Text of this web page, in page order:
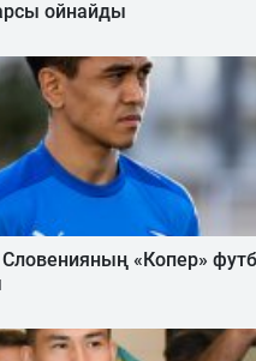
ойнайды
«Копер»